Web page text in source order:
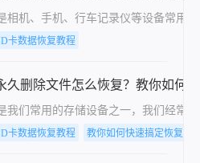
相机、手机、行车记录仪等设备常用
卡数据恢复教程
久删除文件怎么恢复？教你如何
我们常用的存储设备之一，我们经常
卡数据恢复教程 教你如何快速搞定恢复sd